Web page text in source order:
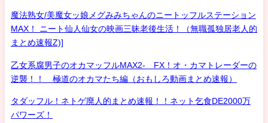
魔法熟女/美魔女ッ娘メグみみちゃんのニートッフルステーション
MAX！ ニート仙人仙女の映画三昧老後生活！（無職孤独居老人的
まとめ速報Z)]
乙女系腐男子のオカマッフルMAX2- FX！オ・カマトレーダーの
逆襲！！ 極道のオカマたち編（おもしろ動画まとめ速報）
タダッフル！ネトゲ廃人的まとめ速報！！ネット乞食DE2000万
パワーズ！